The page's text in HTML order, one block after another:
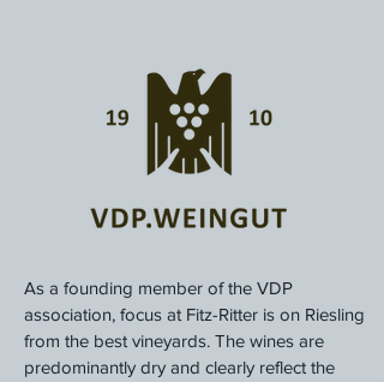
As a founding member of the VDP
association, focus at Fitz-Ritter is on Riesling
from the best vineyards. The wines are
predominantly dry and clearly reflect the